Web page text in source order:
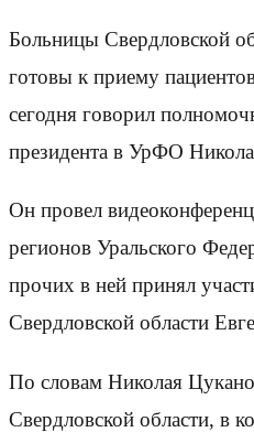
Больницы Свердловской
готовы к приему
сегодня говорил
президента в УрФО
Он провел
регионов Уральского
прочих в ней принял
Свердловской области
По словам Николая
Свердловской области, в